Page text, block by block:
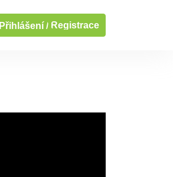
Přihlášení / Registrace